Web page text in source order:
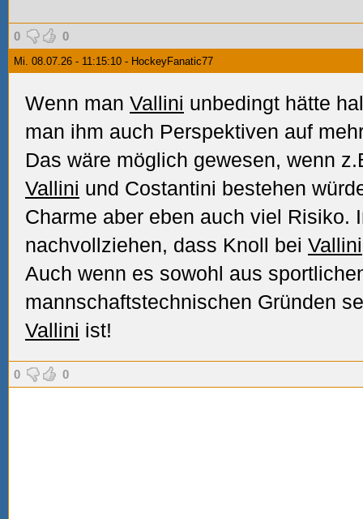
0 0
Mi. 08.07.26 - 11:15:10 - HockeyFanatic77
Wenn man Vallini unbedingt hätte
man ihm auch Perspektiven auf
Das wäre möglich gewesen, wenn
Vallini und Costantini bestehen
Charme aber eben auch viel Risiko.
nachvollziehen, dass Knoll bei Vallini
Auch wenn es sowohl aus
mannschaftstechnischen Gründen
Vallini ist!
0 0